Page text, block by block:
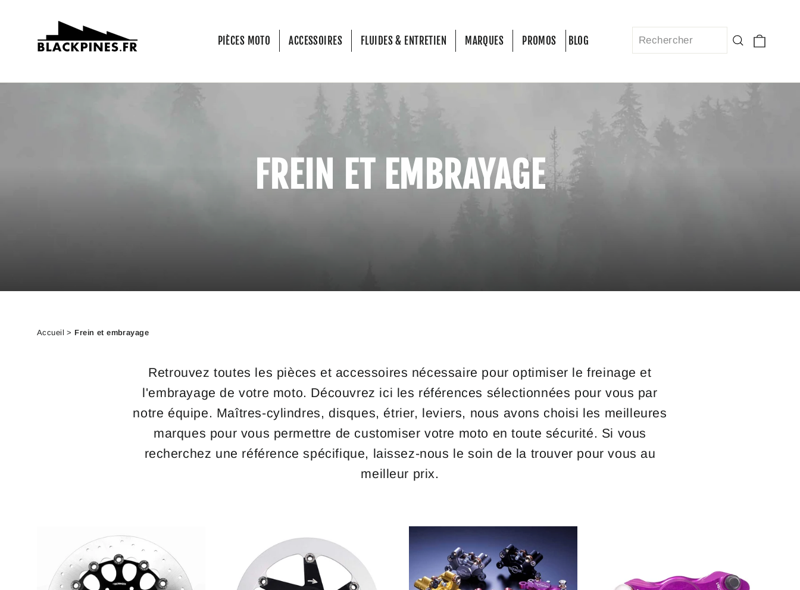
PIÈCES MOTO ACCESSOIRES FLUIDES & ENTRETIEN MARQUES PROMOS BLOG Recherche
FREIN ET EMBRAYAGE
Accueil > Frein et embrayage
Retrouvez toutes les pièces et accessoires nécessaire pour optimiser le freinage et
l'embrayage de votre moto. Découvrez ici les références sélectionnées pour vous par
notre équipe. Maîtres-cylindres, disques, étrier, leviers, nous avons choisi les meilleures
marques pour vous permettre de customiser votre moto en toute sécurité. Si vous
recherchez une référence spécifique, laissez-nous le soin de la trouver pour vous au
meilleur prix.